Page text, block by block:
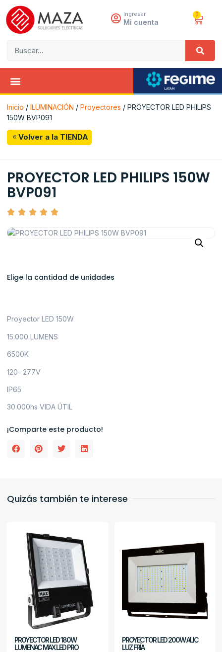
Ingresar
Mi cuenta
0
Inicio / ILUMINACIÓN / Proyectores / PROYECTOR LED PHILIPS
150W BVP091
Volver a la TIENDA
PROYECTOR LED PHILIPS 150W
BVP091
Elige la cantidad de unidades
Proyector LED 150W
15.000 LUMENS
6500K
120- 277V
IP65
30.000hs VIDA ÚTIL
¡Comparte este producto!
Quizás también te interese
PROYECTOR LED 180W
LUMENAC MAX LED PRO
PROYECTOR LED 200W ALIC
LUZ FRÍA